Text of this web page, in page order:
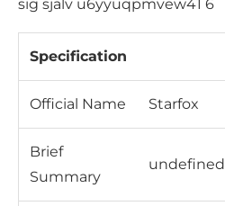
Specification
Official Name Starfox
Brief
Summary
undefined